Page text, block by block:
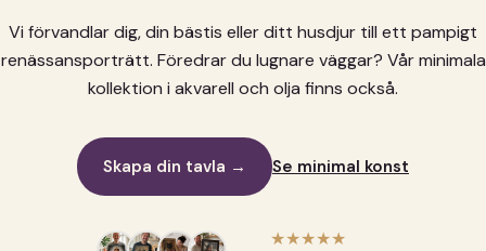
Vi förvandlar dig, din bästis eller ditt husdjur till ett pampigt
renässansporträtt. Föredrar du lugnare väggar? Vår minimala
kollektion i akvarell och olja finns också.
Skapa din tavla → Se minimal konst
★★★★★